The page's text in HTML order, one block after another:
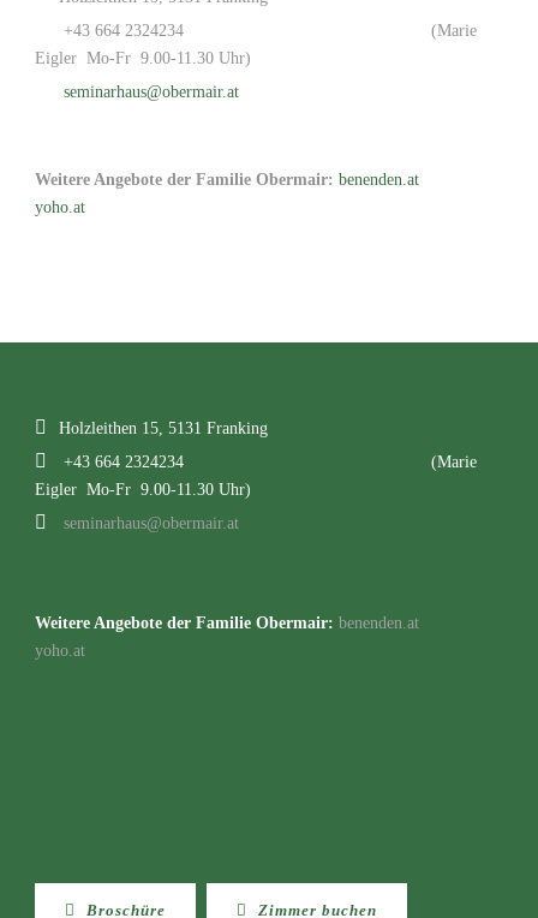
+43 664 2324234
(Marie
Eigler Mo-Fr 9.00-11.30 Uhr)
seminarhaus@obermair.at
Weitere Angebote der Familie Obermair: benenden.at
yoho.at
Holzleithen 15, 5131 Franking
+43 664 2324234
(Marie
Eigler Mo-Fr 9.00-11.30 Uhr)
seminarhaus@obermair.at
Weitere Angebote der Familie Obermair: benenden.at
yoho.at
Broschüre Zimmer buchen